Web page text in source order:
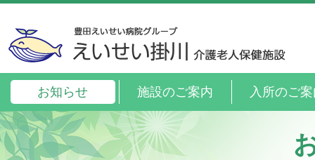
お知らせ 施設のご案内 入所のご